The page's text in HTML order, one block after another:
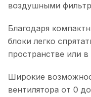
воздушными
Благодаря
блоки легко
пространстве или
Широкие
вентилятора от 0